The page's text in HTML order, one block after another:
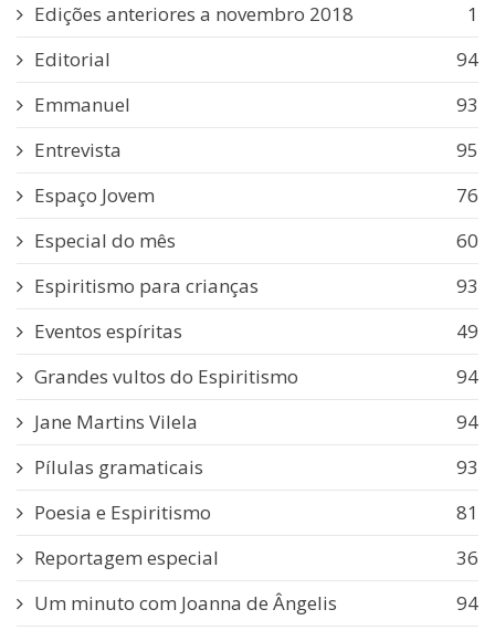
Edições anteriores a novembro 2018
1
Editorial
94
Emmanuel
93
Entrevista
95
Espaço Jovem
76
Especial do mês
60
Espiritismo para crianças
93
Eventos espíritas
49
Grandes vultos do Espiritismo
94
Jane Martins Vilela
94
Pílulas gramaticais
93
Poesia e Espiritismo
81
Reportagem especial
36
Um minuto com Joanna de Ângelis
94